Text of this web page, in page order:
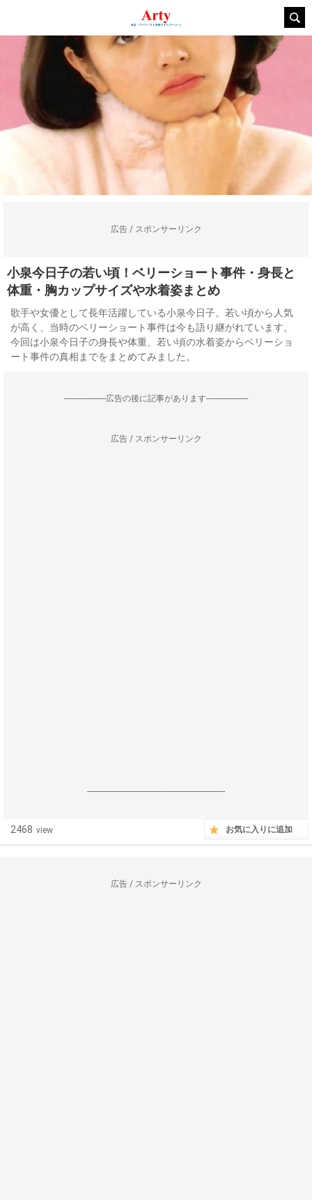
広告 / スポンサーリンク
小泉今日子の若い頃！ベリーショート事件・身長と
体重・胸カップサイズや水着姿まとめ
歌手や女優として長年活躍している小泉今日子。若い頃から人気
が高く、当時のベリーショート事件は今も語り継がれています。
今回は小泉今日子の身長や体重、若い頃の水着姿からベリーショ
ート事件の真相までをまとめてみました。
--------------------広告の後に記事があります--------------------
広告 / スポンサーリンク
------------------------------------------------------------------
2468 view お気に入りに追加
広告 / スポンサーリンク